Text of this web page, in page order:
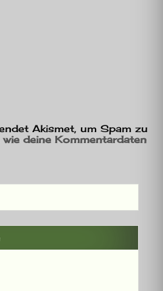
Akismet, um Spam zu
deine Kommentardaten